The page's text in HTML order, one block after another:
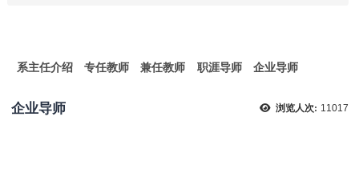
系主任介绍 专任教师 兼任教师 职涯导师 企业导师
浏览人次: 11017
企业导师